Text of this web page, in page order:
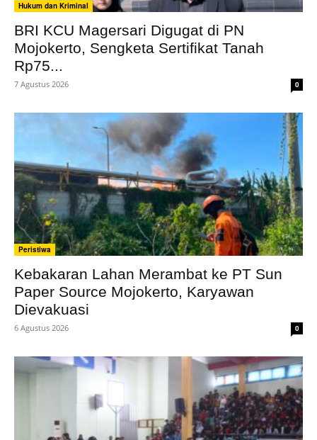
Hukum dan Kriminal
BRI KCU Magersari Digugat di PN
Mojokerto, Sengketa Sertifikat Tanah
Rp75...
7 Agustus 2026 0
Peristiwa
Kebakaran Lahan Merambat ke PT Sun
Paper Source Mojokerto, Karyawan
Dievakuasi
6 Agustus 2026 0